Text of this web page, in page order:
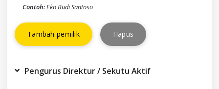
Contoh:Eko Budi Santoso
Tambah pemilik Hapus
Pengurus Direktur / Sekutu Aktif